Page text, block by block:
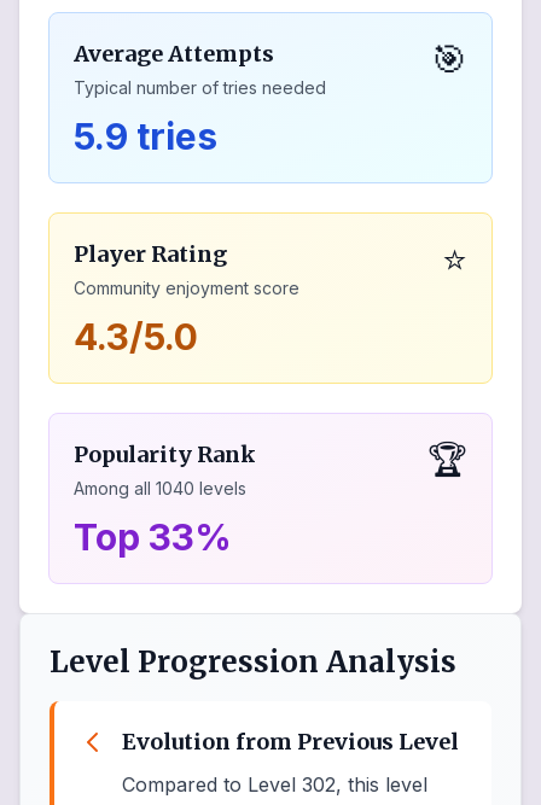
Average Attempts
Typical number of tries needed
🎯
5.9 tries
Player Rating
Community enjoyment score
⭐
4.3/5.0
Popularity Rank
Among all 1040 levels
🏆
Top 33%
Level Progression Analysis
Evolution from Previous Level
Compared to Level 302, this level